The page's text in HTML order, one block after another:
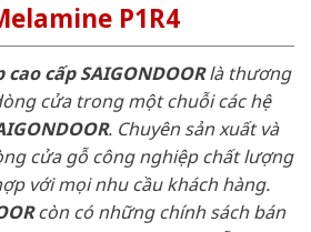
P1R4
cấp SAIGONDOORlà thương
cửa trong một chuỗi các hệ
. Chuyên sản xuất và
cửa gỗ công nghiệp chất lượng
với mọi nhu cầu khách hàng.
còn có những chính sách bán